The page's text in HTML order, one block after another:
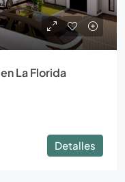
La Florida
Detalles